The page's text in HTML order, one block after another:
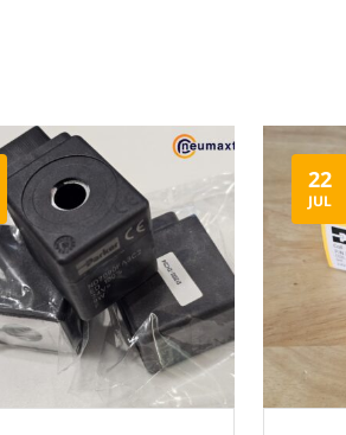
22
JUL